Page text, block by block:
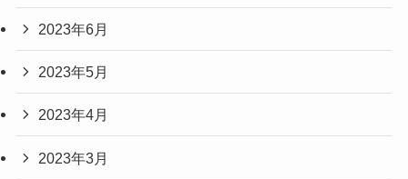
2023年6月
2023年5月
2023年4月
2023年3月